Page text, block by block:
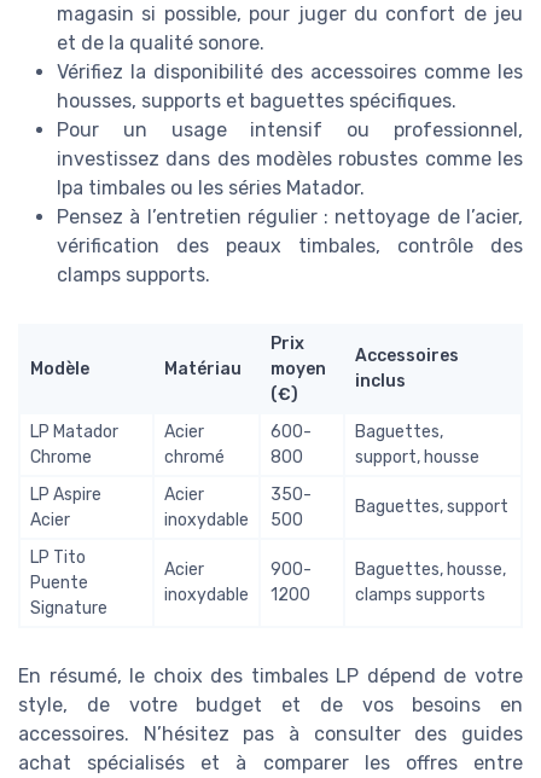
magasin si possible, pour juger du confort de jeu
et de la qualité sonore.
Vérifiez la disponibilité des accessoires comme les
housses, supports et baguettes spécifiques.
Pour un usage intensif ou professionnel,
investissez dans des modèles robustes comme les
lpa timbales ou les séries Matador.
Pensez à l’entretien régulier : nettoyage de l’acier,
vérification des peaux timbales, contrôle des
clamps supports.
Modèle Matériau
Prix
moyen
(€)
Accessoires
inclus
LP Matador
Chrome
Acier
chromé
600-
800
Baguettes,
support, housse
LP Aspire
Acier
Acier
inoxydable
350-
500
Baguettes, support
LP Tito
Puente
Signature
Acier
inoxydable
900-
1200
Baguettes, housse,
clamps supports
En résumé, le choix des timbales LP dépend de votre
style, de votre budget et de vos besoins en
accessoires. N’hésitez pas à consulter des guides
achat spécialisés et à comparer les offres entre